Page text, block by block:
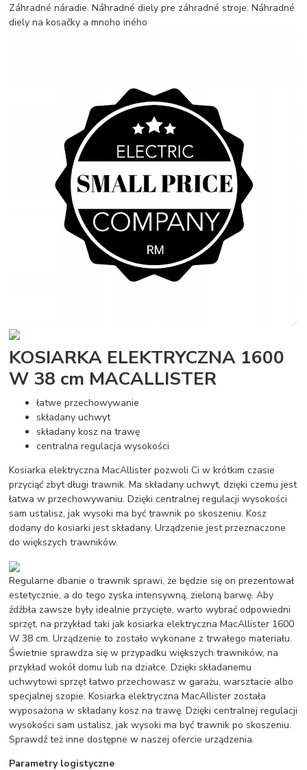
Záhradné náradie. Náhradné diely pre záhradné stroje. Náhradné
diely na kosačky a mnoho iného
KOSIARKA ELEKTRYCZNA 1600
W 38 cm MACALLISTER
łatwe przechowywanie
składany uchwyt
składany kosz na trawę
centralna regulacja wysokości
Kosiarka elektryczna MacAllister pozwoli Ci w krótkim czasie
przyciąć zbyt długi trawnik. Ma składany uchwyt, dzięki czemu jest
łatwa w przechowywaniu. Dzięki centralnej regulacji wysokości
sam ustalisz, jak wysoki ma być trawnik po skoszeniu. Kosz
dodany do kosiarki jest składany. Urządzenie jest przeznaczone
do większych trawników.
Regularne dbanie o trawnik sprawi, że będzie się on prezentował
estetycznie, a do tego zyska intensywną, zieloną barwę. Aby
źdźbła zawsze były idealnie przycięte, warto wybrać odpowiedni
sprzęt, na przykład taki jak kosiarka elektryczna MacAllister 1600
W 38 cm. Urządzenie to zostało wykonane z trwałego materiału.
Świetnie sprawdza się w przypadku większych trawników, na
przykład wokół domu lub na działce. Dzięki składanemu
uchwytowi sprzęt łatwo przechowasz w garażu, warsztacie albo
specjalnej szopie. Kosiarka elektryczna MacAllister została
wyposażona w składany kosz na trawę. Dzięki centralnej regulacji
wysokości sam ustalisz, jak wysoki ma być trawnik po skoszeniu.
Sprawdź też inne dostępne w naszej ofercie urządzenia.
Parametry logistyczne